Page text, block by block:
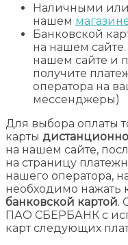
Наличными или
нашем
Банковской
на нашем
нашем сайте и
получите
оператора на
мессенджеры)
Для выбора оплаты
карты дистанционно
на нашем сайте,
на страницу
нашего оператора,
необходимо нажать
банковской картой.
ПАО СБЕРБАНК с
карт следующих